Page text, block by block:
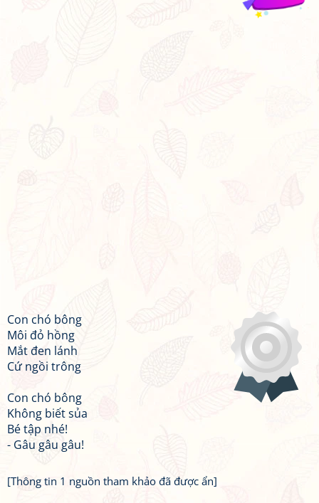
Con chó bông
Môi đỏ hồng
Mắt đen lánh
Cứ ngồi trông
Con chó bông
Không biết sủa
Bé tập nhé!
- Gâu gâu gâu!
[Thông tin 1 nguồn tham khảo đã được ẩn]